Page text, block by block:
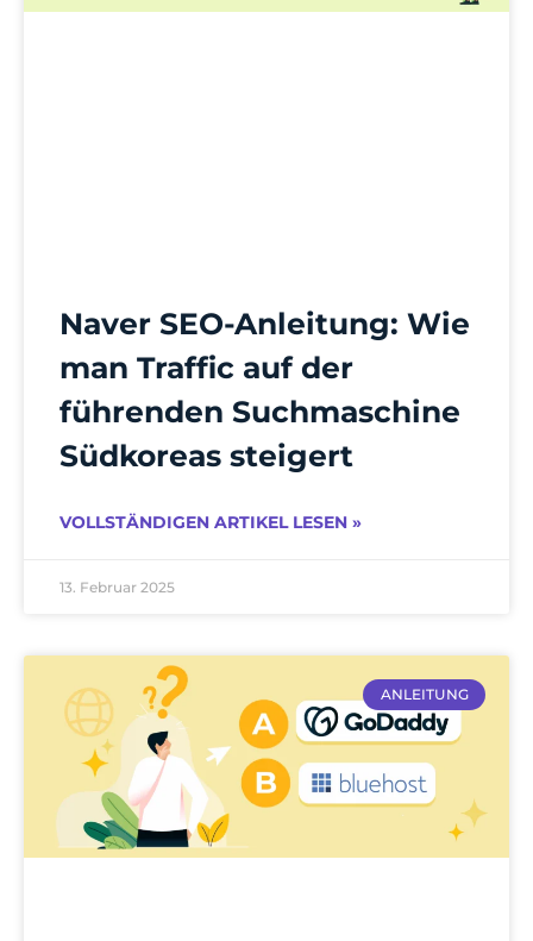
Naver SEO-Anleitung: Wie
man Traffic auf der
führenden Suchmaschine
Südkoreas steigert
VOLLSTÄNDIGEN ARTIKEL LESEN »
13. Februar 2025
ANLEITUNG